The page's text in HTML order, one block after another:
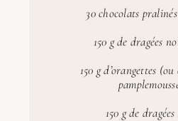
30 chocolats
150 g de dragées
150 g d’orangettes
150 g de